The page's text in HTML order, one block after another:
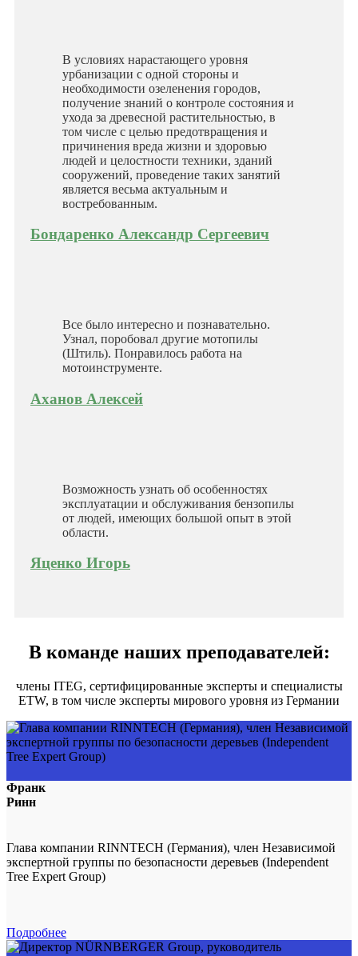
В условиях нарастающего уровня
урбанизации с одной стороны и
необходимости озеленения городов,
получение знаний о контроле состояния и
ухода за древесной растительностью, в
том числе с целью предотвращения и
причинения вреда жизни и здоровью
людей и целостности техники, зданий
сооружений, проведение таких занятий
является весьма актуальным и
востребованным.
Бондаренко Александр Сергеевич
Все было интересно и познавательно.
Узнал, поробовал другие мотопилы
(Штиль). Понравилось работа на
мотоинструменте.
Аханов Алексей
Возможность узнать об особенностях
эксплуатации и обслуживания бензопилы
от людей, имеющих большой опыт в этой
области.
Яценко Игорь
В команде наших преподавателей:
члены ITEG, сертифицированные эксперты и специалисты
ETW, в том числе эксперты мирового уровня из Германии
Франк
Ринн
Глава компании RINNTECH (Германия), член Независимой
экспертной группы по безопасности деревьев (Independent
Tree Expert Group)
Подробнее